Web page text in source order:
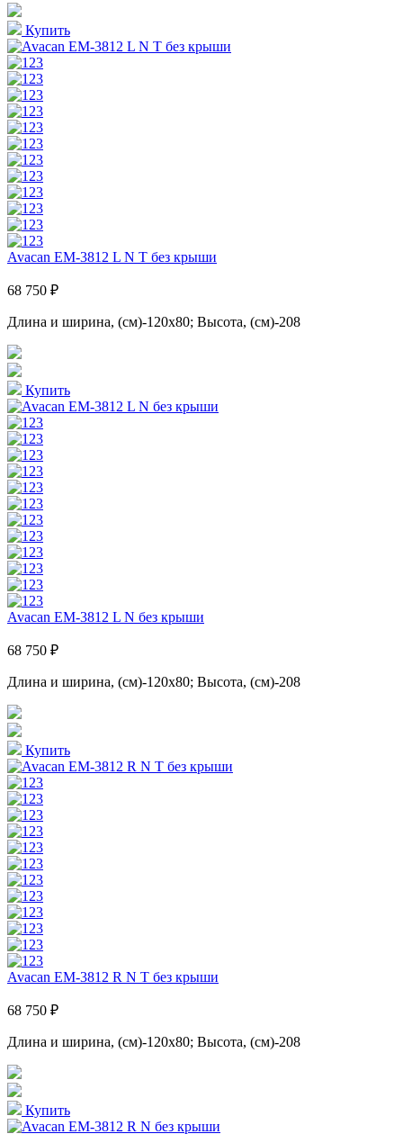
Купить
Avacan EM-3812 L N T без крыши
68 750 ₽
Длина и ширина, (см)-120x80; Высота, (см)-208
Купить
Avacan EM-3812 L N без крыши
68 750 ₽
Длина и ширина, (см)-120x80; Высота, (см)-208
Купить
Avacan EM-3812 R N T без крыши
68 750 ₽
Длина и ширина, (см)-120x80; Высота, (см)-208
Купить